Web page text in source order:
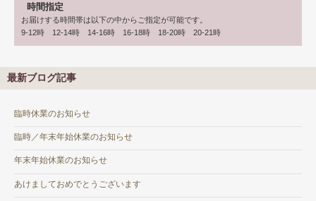
時間指定
お届けする時間帯は以下の中からご指定が可能です。
9-12時 12-14時 14-16時 16-18時 18-20時 20-21時
最新ブログ記事
臨時休業のお知らせ
臨時／年末年始休業のお知らせ
年末年始休業のお知らせ
あけましておめでとうございます